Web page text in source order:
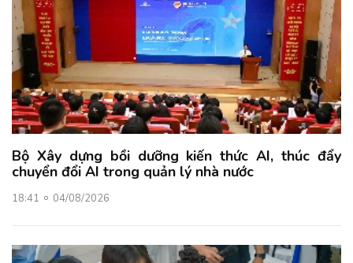
Bộ Xây dựng bồi dưỡng kiến thức AI, thúc đẩy
chuyển đổi AI trong quản lý nhà nước
18:41 04/08/2026